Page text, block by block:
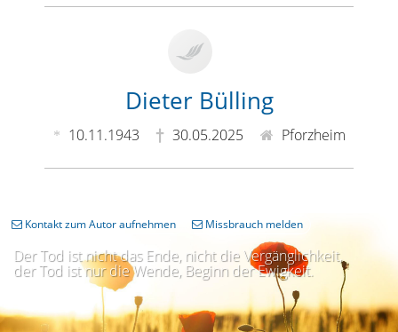
Dieter Bülling
10.11.1943 30.05.2025 Pforzheim
Der Tod ist nicht das Ende, nicht die Vergänglichkeit,
der Tod ist nur die Wende, Beginn der Ewigkeit.
Kontakt zum Autor aufnehmen Missbrauch melden